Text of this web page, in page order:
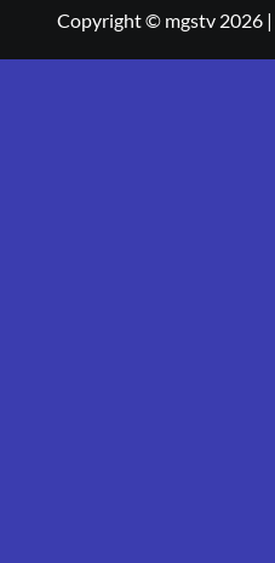
Copyright © mgstv 2026 |